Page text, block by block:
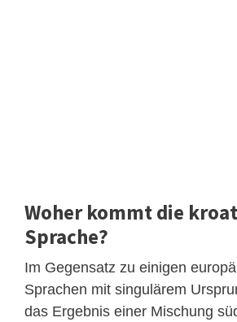
Woher kommt die
Sprache?
Im Gegensatz zu einigen
Sprachen mit singulärem
das Ergebnis einer Mischung